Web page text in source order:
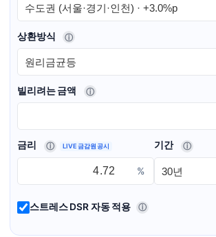
상환방식 ⓘ
빌리려는 금액 ⓘ
금리 ⓘ LIVE 금감원 공시
%
기간 ⓘ
스트레스 DSR 자동 적용 ⓘ